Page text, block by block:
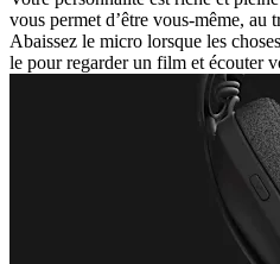
vous permet d’être vous-même, au
Abaissez le micro lorsque les
le pour regarder un film et écouter